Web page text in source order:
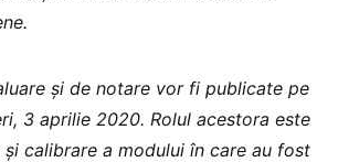
și de notare vor fi publicate pe
3 aprilie 2020. Rolul acestora este
calibrare a modului în care au fost